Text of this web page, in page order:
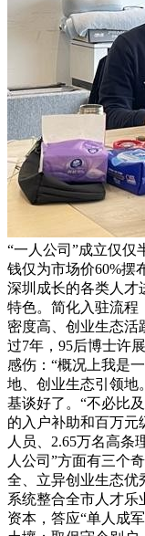
“一人公司”成立仅
钱仅为市场价60%摆
深圳成长的各类人才
特色。简化入驻流程
密度高、创业生态活
过7年，95后博士许
感伤：“概况上我是
地、创业生态引领地
基谈好了。“不必比
的入户补助和百万元
人员、2.65万名高条
人公司”方面有三个
全、立异创业生态优
系统整合全市人才乐
资本，答应“单人成